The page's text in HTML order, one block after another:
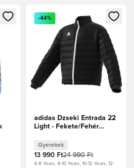
bejelentkezéshez vagy a tagként
Megnyit egy modált a
-44%
adidas Dzseki Entrada 22
Light - Fekete/Fehér
Gyerekek
13 990 Ft24 990 Ft
6-8 Years, 8-10 Years, 10-12 Years, 12-